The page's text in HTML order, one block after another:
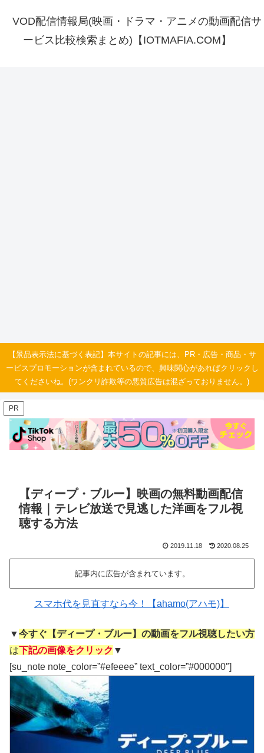
VOD配信情報局(映画・ドラマ・アニメの動画配信サ
ービス比較検索まとめ)【IOTMAFIA.COM】
【景品表示法に基づく表記】本サイトの記事には、PR・広告・商品・サ
ービスプロモーションが含まれているので、興味関心があればクリックし
てくださいね。(ワンクリ詐欺等の悪質広告は混ざっておりません。)
PR
【ディープ・ブルー】映画の無料動画配信
情報｜テレビ放送で見逃した洋画をフル視
聴する方法
2019.11.18 2020.08.25
記事内に広告が含まれています。
スマホ代を見直すなら今！【ahamo(アハモ)】
▼今すぐ【ディープ・ブルー】の動画をフル視聴したい方
は下記の画像をクリック ▼
[su_note note_color=”#efeeee” text_color=”#000000″]